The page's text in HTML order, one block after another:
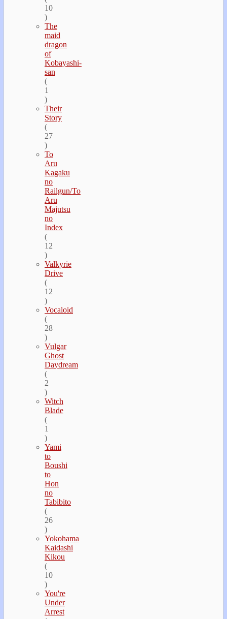
10
)
The
maid
dragon
of
Kobayashi-
san
(
1
)
Their
Story
(
27
)
To
Aru
Kagaku
no
Railgun/To
Aru
Majutsu
no
Index
(
12
)
Valkyrie
Drive
(
12
)
Vocaloid
(
28
)
Vulgar
Ghost
Daydream
(
2
)
Witch
Blade
(
1
)
Yami
to
Boushi
to
Hon
no
Tabibito
(
26
)
Yokohama
Kaidashi
Kikou
(
10
)
You're
Under
Arrest